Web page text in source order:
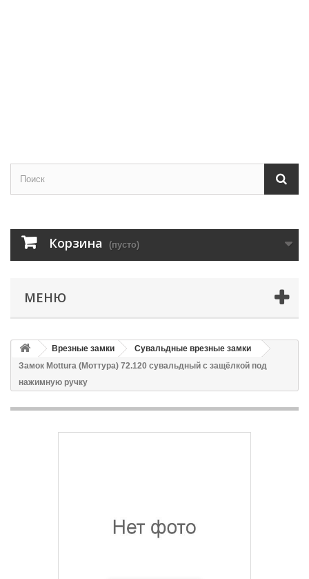
Корзина (пусто)
МЕНЮ
Врезные замки
Сувальдные врезные замки
Замок Mottura (Моттура) 72.120 сувальдный с защёлкой под
нажимную ручку